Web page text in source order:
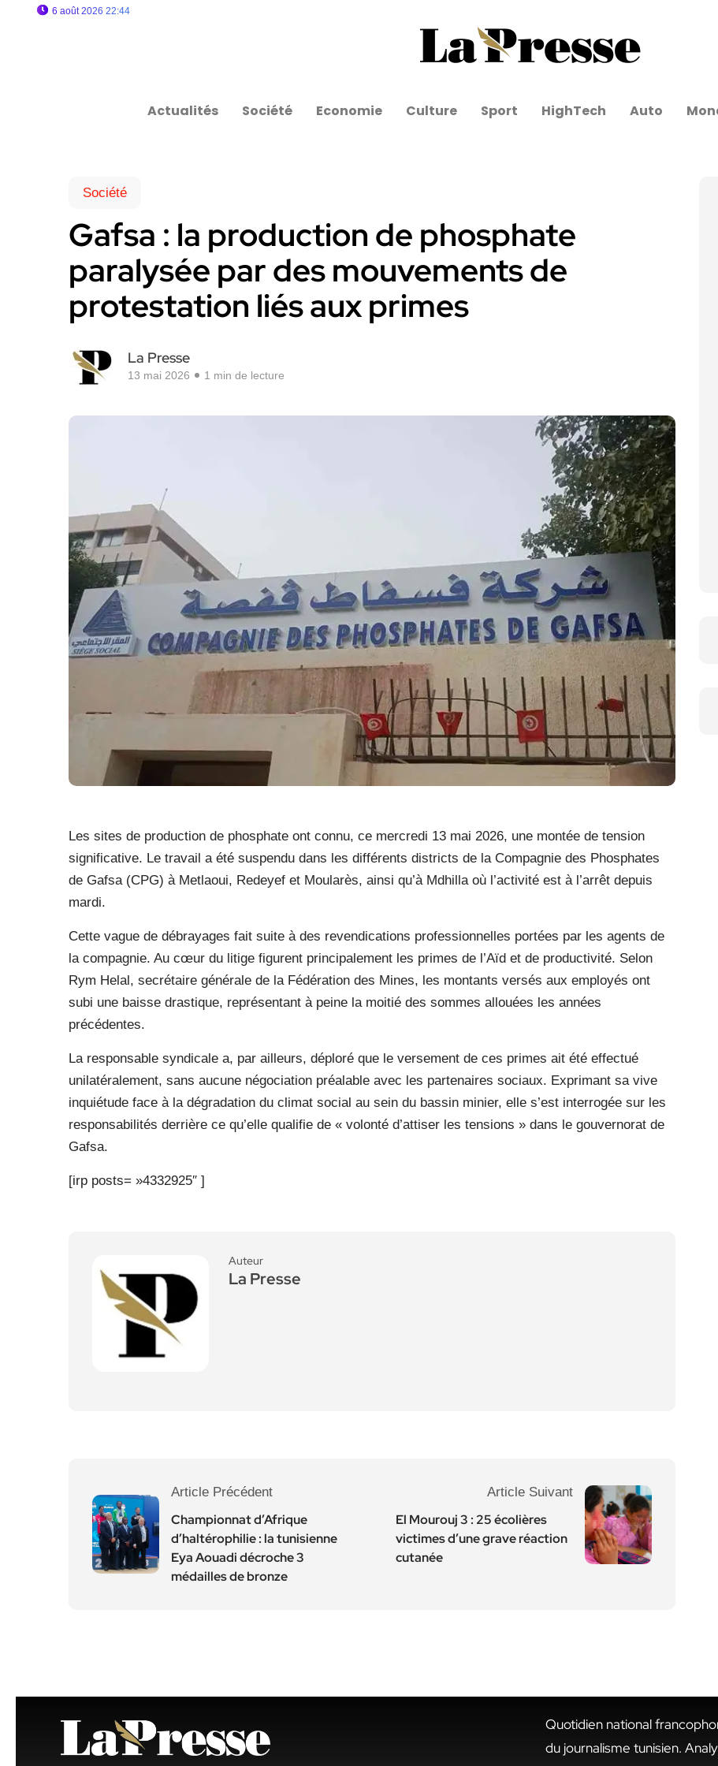
6 août 2026 22:44
Actualités Société Economie Culture Sport HighTech Auto
Société
Gafsa : la production de phosphate
paralysée par des mouvements de
protestation liés aux primes
La Presse
13 mai 2026 1 min de lecture
Les sites de production de phosphate ont connu, ce mercredi 13 mai 2026, une montée de tension
significative. Le travail a été suspendu dans les différents districts de la Compagnie des Phosphates
de Gafsa (CPG) à Metlaoui, Redeyef et Moularès, ainsi qu’à Mdhilla où l’activité est à l’arrêt depuis
mardi.
Cette vague de débrayages fait suite à des revendications professionnelles portées par les agents de
la compagnie. Au cœur du litige figurent principalement les primes de l’Aïd et de productivité. Selon
Rym Helal, secrétaire générale de la Fédération des Mines, les montants versés aux employés ont
subi une baisse drastique, représentant à peine la moitié des sommes allouées les années
précédentes.
La responsable syndicale a, par ailleurs, déploré que le versement de ces primes ait été effectué
unilatéralement, sans aucune négociation préalable avec les partenaires sociaux. Exprimant sa vive
inquiétude face à la dégradation du climat social au sein du bassin minier, elle s’est interrogée sur les
responsabilités derrière ce qu’elle qualifie de « volonté d’attiser les tensions » dans le gouvernorat de
Gafsa.
[irp posts= »4332925″ ]
Auteur
La Presse
Article Précédent
Championnat d’Afrique
d’haltérophilie : la tunisienne
Eya Aouadi décroche 3
médailles de bronze
Article Suivant
El Mourouj 3 : 25 écolières
victimes d’une grave réaction
cutanée
Quotidien national
du journalisme tunisien.